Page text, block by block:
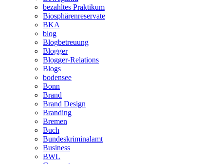
bezahltes Praktikum
Biosphärenreservate
BKA
blog
Blogbetreuung
Blogger
Blogger-Relations
Blogs
bodensee
Bonn
Brand
Brand Design
Branding
Bremen
Buch
Bundeskriminalamt
Business
BWL